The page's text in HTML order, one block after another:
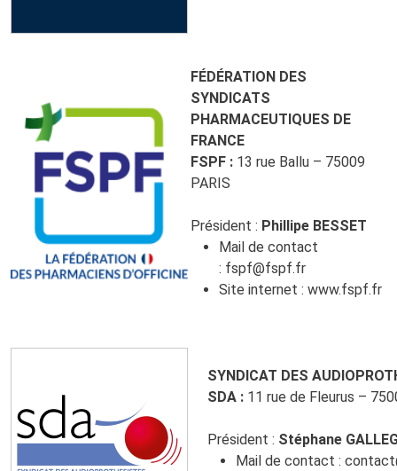
FÉDÉRATION DES
SYNDICATS
PHARMACEUTIQUES DE
FRANCE
FSPF : 13 rue Ballu – 75009
PARIS
Président : Phillipe BESSET
Mail de contact
: fspf@fspf.fr
Site internet : www.fspf.fr
SYNDICAT DES
SDA : 11 rue de Fleurus –
Président : Stéphane
Mail de contact :